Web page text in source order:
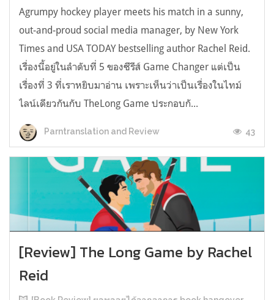
Agrumpy hockey player meets his match in a sunny,
out-and-proud social media manager, by New York
Times and USA TODAY bestselling author Rachel Reid.
เรื่องนี้อยู่ในลำดับที่ 5 ของซีรีส์ Game Changer แต่เป็น
เรื่องที่ 3 ที่เราหยิบมาอ่าน เพราะเห็นว่าเป็นเรื่องในไทม์
ไลน์เดียวกันกับ TheLong Game ประกอบกั...
Parntranslation and Review 43
[Review] The Long Game by Rachel
Reid